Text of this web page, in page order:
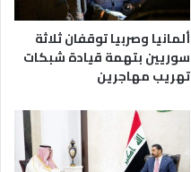
ألمانيا وصربيا توقفان ثلاثة
سوريين بتهمة قيادة شبكات
تهريب مهاجرين